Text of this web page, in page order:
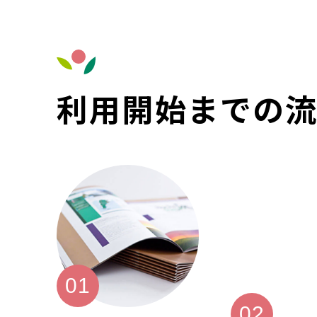
利用開始までの